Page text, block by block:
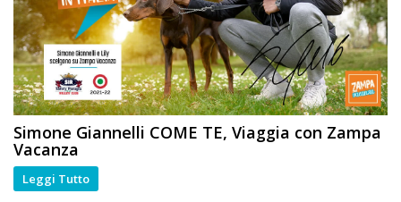
Simone Giannelli COME TE, Viaggia con Zampa
Vacanza
Leggi Tutto